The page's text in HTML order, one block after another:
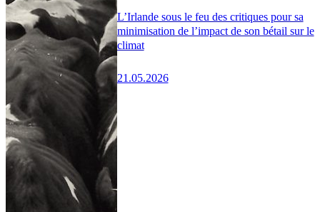
L’Irlande sous le feu des critiques pour sa
minimisation de l’impact de son bétail sur le
climat
21.05.2026